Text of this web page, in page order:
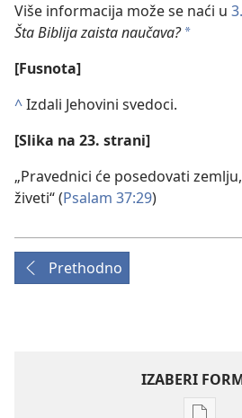
Više informacija može se naći u
Šta Biblija zaista naučava? *
[Fusnota]
^Izdali Jehovini svedoci.
[Slika na 23. strani]
„Pravednici će posedovati
živeti“ (Psalam 37:29)
Prethodno
IZABERI